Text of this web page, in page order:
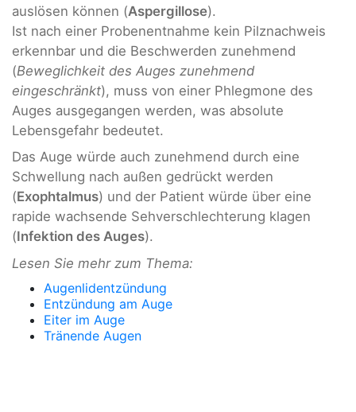
auslösen können (Aspergillose).
Ist nach einer Probenentnahme kein Pilznachweis
erkennbar und die Beschwerden zunehmend
(Beweglichkeit des Auges zunehmend
eingeschränkt), muss von einer Phlegmone des
Auges ausgegangen werden, was absolute
Lebensgefahr bedeutet.
Das Auge würde auch zunehmend durch eine
Schwellung nach außen gedrückt werden
(Exophtalmus) und der Patient würde über eine
rapide wachsende Sehverschlechterung klagen
(Infektion des Auges).
Lesen Sie mehr zum Thema:
Augenlidentzündung
Entzündung am Auge
Eiter im Auge
Tränende Augen